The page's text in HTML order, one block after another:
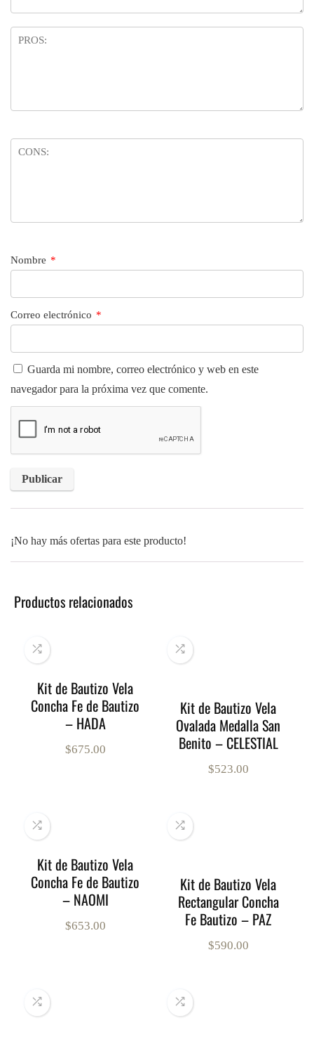
Nombre *
Correo electrónico *
Guarda mi nombre, correo electrónico y web en este
navegador para la próxima vez que comente.
¡No hay más ofertas para este producto!
Productos relacionados
Kit de Bautizo Vela
Concha Fe de Bautizo
– HADA
$675.00
Kit de Bautizo Vela
Ovalada Medalla San
Benito – CELESTIAL
$523.00
Kit de Bautizo Vela
Concha Fe de Bautizo
– NAOMI
$653.00
Kit de Bautizo Vela
Rectangular Concha
Fe Bautizo – PAZ
$590.00